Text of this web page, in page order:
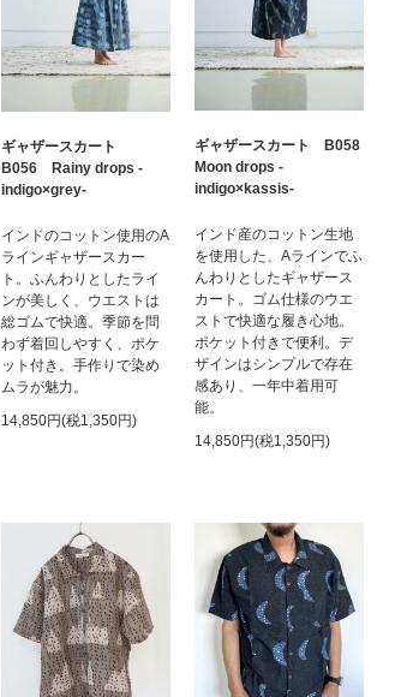
ギャザースカート
B056 Rainy drops -
indigo×grey-
インドのコットン使用のA
ラインギャザースカー
ト。ふんわりとしたライ
ンが美しく、ウエストは
総ゴムで快適。季節を問
わず着回しやすく、ポケ
ット付き。手作りで染め
ムラが魅力。
14,850円(税1,350円)
ギャザースカート B058
Moon drops -
indigo×kassis-
インド産のコットン生地
を使用した、Aラインでふ
んわりとしたギャザース
カート。ゴム仕様のウエ
ストで快適な履き心地。
ポケット付きで便利。デ
ザインはシンプルで存在
感あり、一年中着用可
能。
14,850円(税1,350円)